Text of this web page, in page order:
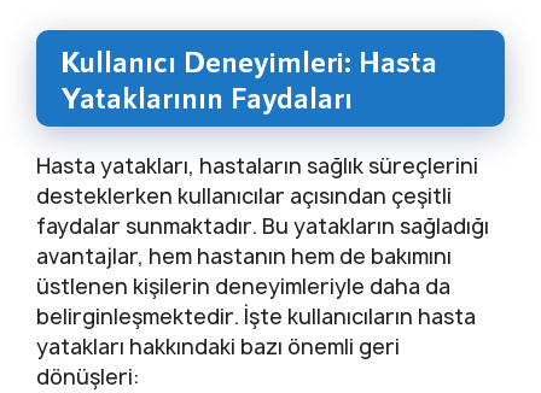
Kullanıcı Deneyimleri: Hasta
Yataklarının Faydaları
Hasta yatakları, hastaların sağlık süreçlerini
desteklerken kullanıcılar açısından çeşitli
faydalar sunmaktadır. Bu yatakların sağladığı
avantajlar, hem hastanın hem de bakımını
üstlenen kişilerin deneyimleriyle daha da
belirginleşmektedir. İşte kullanıcıların hasta
yatakları hakkındaki bazı önemli geri
dönüşleri: